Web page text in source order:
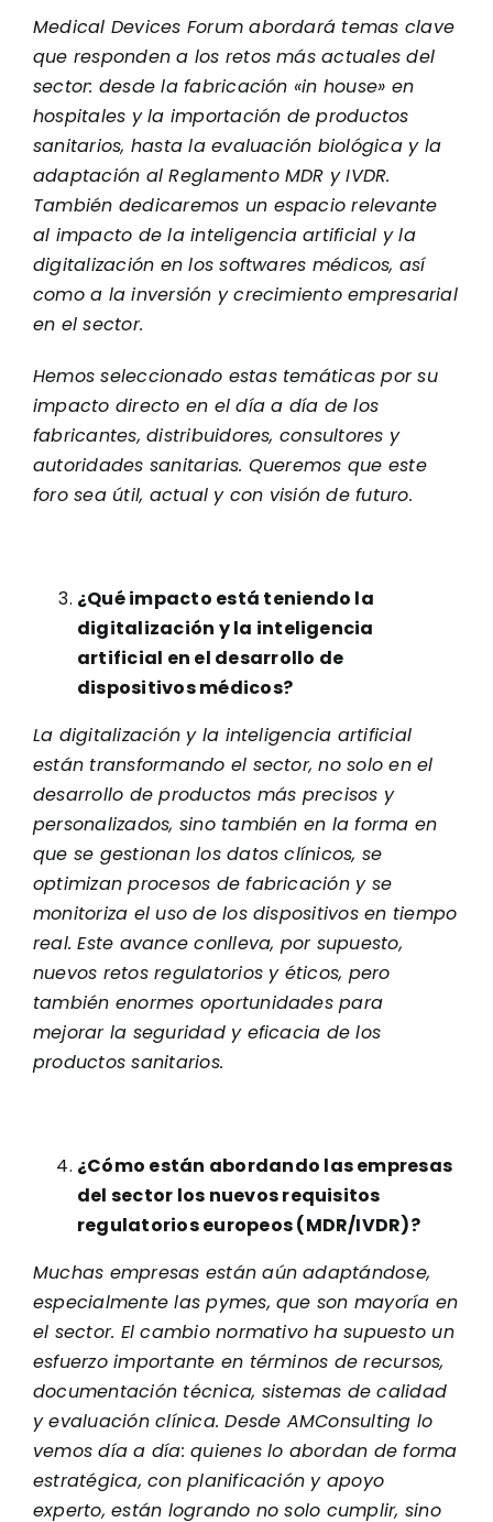
Medical Devices Forum abordará temas clave
que responden a los retos más actuales del
sector: desde la fabricación «in house» en
hospitales y la importación de productos
sanitarios, hasta la evaluación biológica y la
adaptación al Reglamento MDR y IVDR.
También dedicaremos un espacio relevante
al impacto de la inteligencia artificial y la
digitalización en los softwares médicos, así
como a la inversión y crecimiento empresarial
en el sector.
Hemos seleccionado estas temáticas por su
impacto directo en el día a día de los
fabricantes, distribuidores, consultores y
autoridades sanitarias. Queremos que este
foro sea útil, actual y con visión de futuro.
¿Qué impacto está teniendo la
digitalización y la inteligencia
artificial en el desarrollo de
dispositivos médicos?
La digitalización y la inteligencia artificial
están transformando el sector, no solo en el
desarrollo de productos más precisos y
personalizados, sino también en la forma en
que se gestionan los datos clínicos, se
optimizan procesos de fabricación y se
monitoriza el uso de los dispositivos en tiempo
real. Este avance conlleva, por supuesto,
nuevos retos regulatorios y éticos, pero
también enormes oportunidades para
mejorar la seguridad y eficacia de los
productos sanitarios.
¿Cómo están abordando las empresas
del sector los nuevos requisitos
regulatorios europeos (MDR/IVDR)?
Muchas empresas están aún adaptándose,
especialmente las pymes, que son mayoría en
el sector. El cambio normativo ha supuesto un
esfuerzo importante en términos de recursos,
documentación técnica, sistemas de calidad
y evaluación clínica. Desde AMConsulting lo
vemos día a día: quienes lo abordan de forma
estratégica, con planificación y apoyo
experto, están logrando no solo cumplir, sino